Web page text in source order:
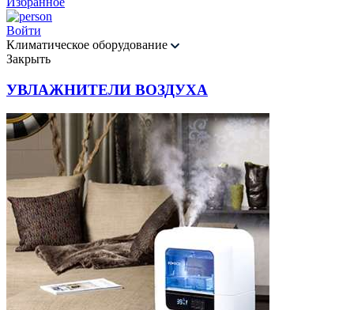
Войти
Климатическое оборудование
Закрыть
УВЛАЖНИТЕЛИ ВОЗДУХА